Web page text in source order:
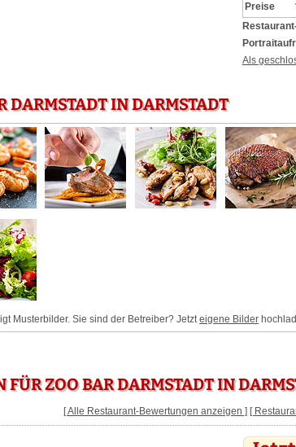
Preise
Als
DARMSTADT IN DARMSTADT
Musterbilder. Sie sind der Betreiber? Jetzteigene Bilder
ZOO BAR DARMSTADT IN
[ Alle Restaurant-Bewertungen anzeigen ] [